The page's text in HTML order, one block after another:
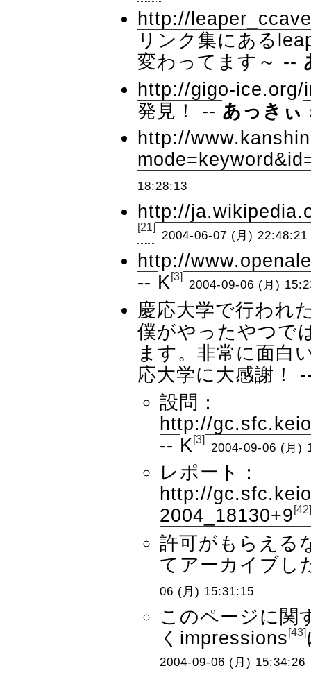
http://
リンク集にある
変わってます～ --
http://gigo-ice.org/
発見！ -- あっきぃ
http://
18:28:13
http://
[21]
2004-06-07 (月) 22:48:21
http://
-- K [3]
2004-09-06 (月)
慶応大学で行われ
僕がやったやつで
ます。非常に面白
応大学に大感謝！
設問：
http://
-- K [3]
2004-09-06 (月)
レポート：
http://
2004_18130+9 [42]
許可がもらえる
てアーカイブし
06 (月) 15:31:15
このページに関
く impressions [43]
2004-09-06 (月) 15:34:26